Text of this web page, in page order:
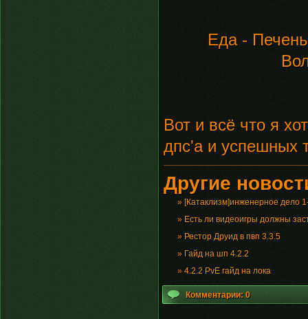
Еда -
Вот и всё что я
дпс'а и успешных
Другие
» [Катаклизм]инженерное дело
» Есть ли видеоигры должны
» Рестор Друид в пвп 3.3.5
» Гайд на шп 4.2.2
» 4.2.2 PvE гайд на лока
Комментарии: 0